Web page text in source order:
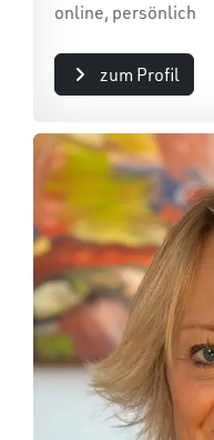
online, persönlich
zum Profil